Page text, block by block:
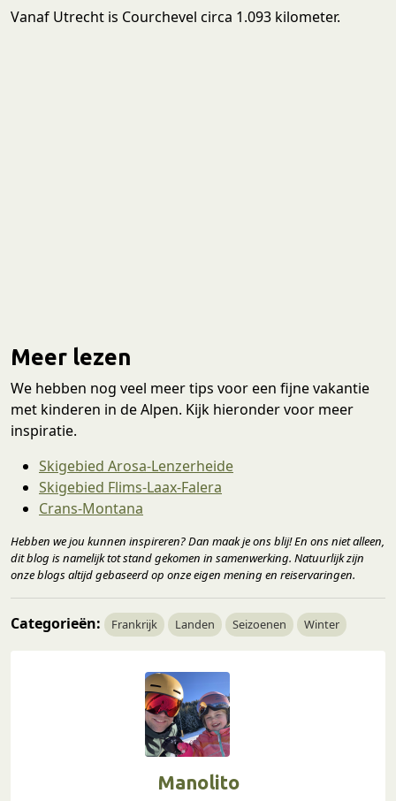
Vanaf Utrecht is Courchevel circa 1.093 kilometer.
Meer lezen
We hebben nog veel meer tips voor een fijne vakantie
met kinderen in de Alpen. Kijk hieronder voor meer
inspiratie.
Skigebied Arosa-Lenzerheide
Skigebied Flims-Laax-Falera
Crans-Montana
Hebben we jou kunnen inspireren? Dan maak je ons blij! En ons niet alleen,
dit blog is namelijk tot stand gekomen in samenwerking. Natuurlijk zijn
onze blogs altijd gebaseerd op onze eigen mening en reiservaringen.
Categorieën: Frankrijk Landen Seizoenen Winter
Manolito